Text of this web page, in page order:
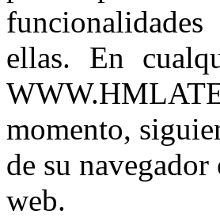
ellas. En
momento,
de su
web.